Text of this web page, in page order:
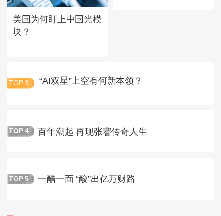
美国为何盯上中国光模
块？
TOP 3 “AI双星”上空有何新本领？
TOP 4 百年潮起 再现张謇传奇人生
TOP 5 一醋一面 “酸”出亿万财路